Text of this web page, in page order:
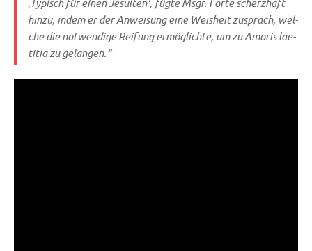
hin­zu, indem er der Anwei­sung eine Weis­heit zusprach, wel­
che die not­wen­di­ge Rei­fung ermög­lich­te, um zu Amo­ris lae­
ti­tia zu gelangen.“